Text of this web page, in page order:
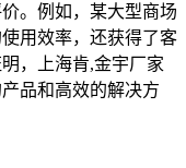
。例如，某大型商场
用效率，还获得了客
，上海肯,金宇厂家
品和高效的解决方